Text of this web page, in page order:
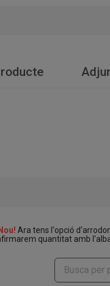
Nou! Ara tens l'opció
quantitat amb